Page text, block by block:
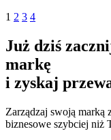
1 2 3 4
Już dziś
markę
i zyskaj
Zarządzaj swoją marką
biznesowe szybciej niż